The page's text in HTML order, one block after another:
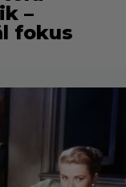
–
fokus